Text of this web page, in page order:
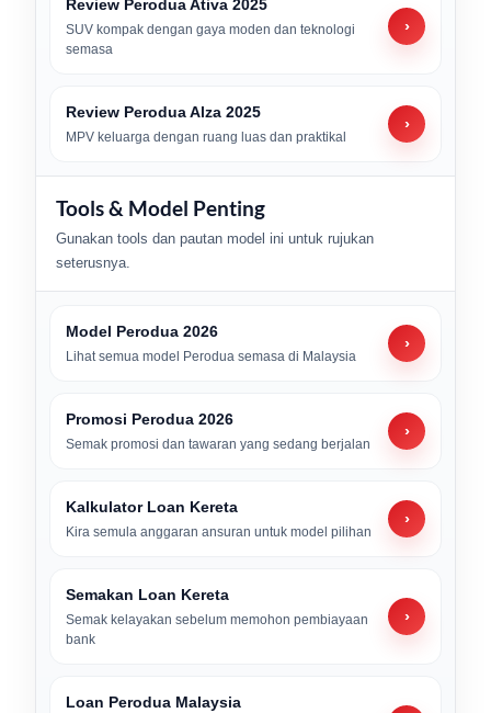
Review Perodua Ativa 2025
SUV kompak dengan gaya moden dan teknologi
semasa
›
Review Perodua Alza 2025
MPV keluarga dengan ruang luas dan praktikal
›
Tools & Model Penting
Gunakan tools dan pautan model ini untuk rujukan
seterusnya.
Model Perodua 2026
Lihat semua model Perodua semasa di Malaysia
›
Promosi Perodua 2026
Semak promosi dan tawaran yang sedang berjalan
›
Kalkulator Loan Kereta
Kira semula anggaran ansuran untuk model pilihan
›
Semakan Loan Kereta
Semak kelayakan sebelum memohon pembiayaan
bank
›
Loan Perodua Malaysia